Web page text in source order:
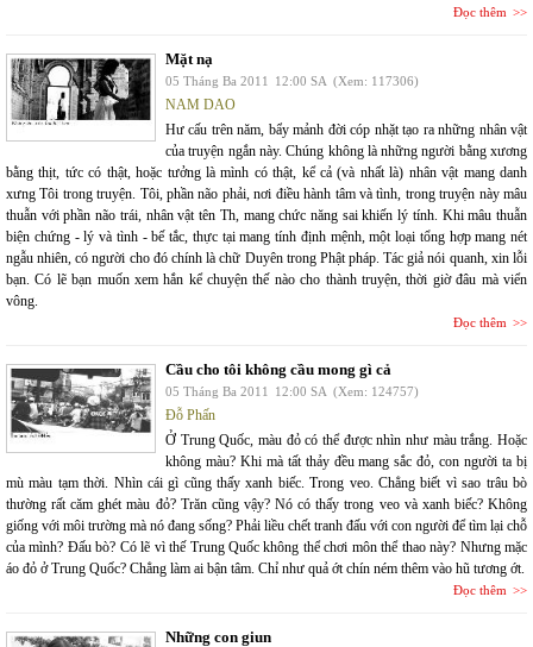
Đọc thêm
Mặt nạ
05 Tháng Ba 2011 12:00 SA (Xem: 117306)
NAM DAO
Hư cấu trên năm, bẩy mảnh đời cóp nhặt tạo ra những nhân vật
của truyện ngắn này. Chúng không là những người bằng xương
bằng thịt, tức có thật, hoặc tưởng là mình có thật, kể cả (và nhất là) nhân vật mang danh
xưng Tôi trong truyện. Tôi, phần não phải, nơi điều hành tâm và tình, trong truyện này mâu
thuẫn với phần não trái, nhân vật tên Th, mang chức năng sai khiến lý tính. Khi mâu thuẫn
biện chứng - lý và tình - bế tắc, thực tại mang tính định mệnh, một loại tổng hợp mang nét
ngẫu nhiên, có người cho đó chính là chữ Duyên trong Phật pháp. Tác giả nói quanh, xin lỗi
bạn. Có lẽ bạn muốn xem hắn kể chuyện thế nào cho thành truyện, thời giờ đâu mà viển
vông.
Đọc thêm
Cầu cho tôi không cầu mong gì cả
05 Tháng Ba 2011 12:00 SA (Xem: 124757)
Đỗ Phấn
Ở Trung Quốc, màu đỏ có thể được nhìn như màu trắng. Hoặc
không màu? Khi mà tất thảy đều mang sắc đỏ, con người ta bị
mù màu tạm thời. Nhìn cái gì cũng thấy xanh biếc. Trong veo. Chẳng biết vì sao trâu bò
thường rất căm ghét màu đỏ? Trăn cũng vậy? Nó có thấy trong veo và xanh biếc? Không
giống với môi trường mà nó đang sống? Phải liều chết tranh đấu với con người để tìm lại chỗ
của mình? Đấu bò? Có lẽ vì thế Trung Quốc không thể chơi môn thể thao này? Nhưng mặc
áo đỏ ở Trung Quốc? Chẳng làm ai bận tâm. Chỉ như quả ớt chín ném thêm vào hũ tương ớt.
Đọc thêm
Những con giun